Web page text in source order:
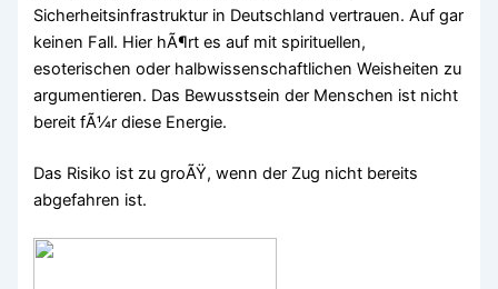
Sicherheitsinfrastruktur in Deutschland vertrauen. Auf gar
keinen Fall. Hier hÃ¶rt es auf mit spirituellen,
esoterischen oder halbwissenschaftlichen Weisheiten zu
argumentieren. Das Bewusstsein der Menschen ist nicht
bereit fÃ¼r diese Energie.
Das Risiko ist zu groÃŸ, wenn der Zug nicht bereits
abgefahren ist.